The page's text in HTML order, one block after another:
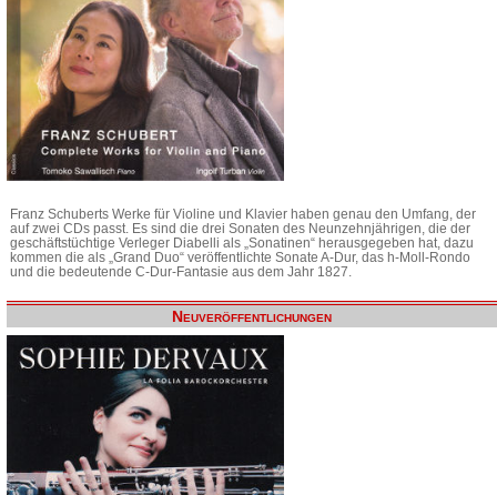
Franz Schuberts Werke für Violine und Klavier haben genau den Umfang, der
auf zwei CDs passt. Es sind die drei Sonaten des Neunzehnjährigen, die der
geschäftstüchtige Verleger Diabelli als „Sonatinen“ herausgegeben hat, dazu
kommen die als „Grand Duo“ veröffentlichte Sonate A-Dur, das h-Moll-Rondo
und die bedeutende C-Dur-Fantasie aus dem Jahr 1827.
Neuveröffentlichungen